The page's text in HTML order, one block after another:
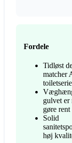
Fordele
Tidløst
matcher
gulvet er
gøre rent
Solid
høj